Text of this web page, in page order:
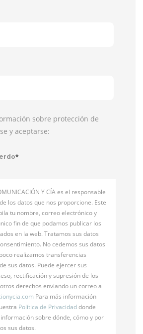
sobre protección de
y aceptarse:
*
Y CÍA es el responsable
los datos que nos proporcione. Este
tu nombre, correo electrónico y
fin de que podamos publicar los
en la web. Tratamos sus datos
No cedemos sus datos
realizamos transferencias
sus datos. Puede ejercer sus
rectificación y supresión de los
derechos enviando un correo a
Para más información
Política de Privacidaddonde
sobre dónde, cómo y por
sus datos.